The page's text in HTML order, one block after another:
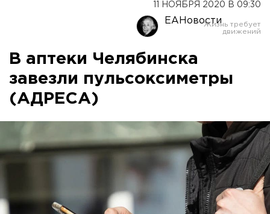
11 НОЯБРЯ 2020 В 09:30
ЕАНовости
В аптеки Челябинска
завезли пульсоксиметры
(АДРЕСА)